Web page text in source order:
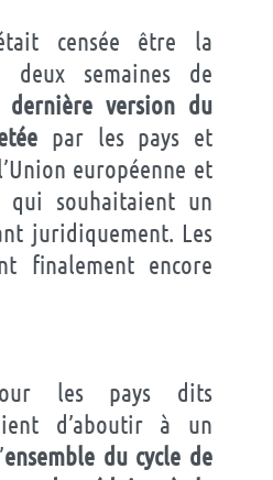
censée être la
deux semaines de
dernière version du
par les pays et
européenne et
qui souhaitaient un
juridiquement. Les
finalement encore
les pays dits
d’aboutir à un
ensemble du cycle de